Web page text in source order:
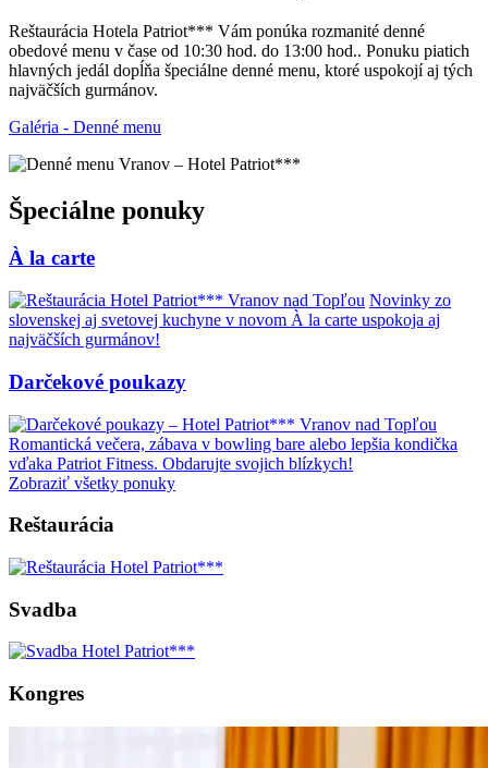
Reštaurácia Hotela Patriot*** Vám ponúka rozmanité denné
obedové menu v čase od 10:30 hod. do 13:00 hod.. Ponuku piatich
hlavných jedál dopĺňa špeciálne denné menu, ktoré uspokojí aj tých
najväčších gurmánov.
Galéria - Denné menu
Špeciálne ponuky
À la carte
Novinky zo
slovenskej aj svetovej kuchyne v novom À la carte uspokoja aj
najväčších gurmánov!
Darčekové poukazy
Romantická večera, zábava v bowling bare alebo lepšia kondička
vďaka Patriot Fitness. Obdarujte svojich blízkych!
Zobraziť všetky ponuky
Reštaurácia
Svadba
Kongres